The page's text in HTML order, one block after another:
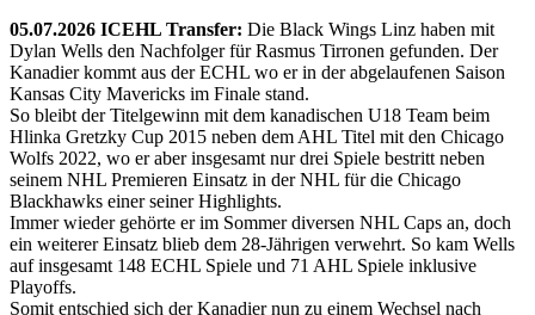
05.07.2026 ICEHL Transfer: Die Black Wings Linz haben mit
Dylan Wells den Nachfolger für Rasmus Tirronen gefunden. Der
Kanadier kommt aus der ECHL wo er in der abgelaufenen Saison
Kansas City Mavericks im Finale stand.
So bleibt der Titelgewinn mit dem kanadischen U18 Team beim
Hlinka Gretzky Cup 2015 neben dem AHL Titel mit den Chicago
Wolfs 2022, wo er aber insgesamt nur drei Spiele bestritt neben
seinem NHL Premieren Einsatz in der NHL für die Chicago
Blackhawks einer seiner Highlights.
Immer wieder gehörte er im Sommer diversen NHL Caps an, doch
ein weiterer Einsatz blieb dem 28-Jährigen verwehrt. So kam Wells
auf insgesamt 148 ECHL Spiele und 71 AHL Spiele inklusive
Playoffs.
Somit entschied sich der Kanadier nun zu einem Wechsel nach